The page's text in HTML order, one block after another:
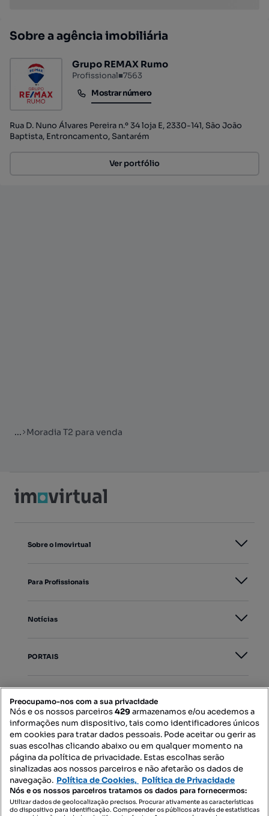
Sobre a agência imobiliária
Grupo REMAX Rumo
Profissional■7563
Mostrar número
Mostrar número
Rua D. Nuno Álvares Pereira n.º 34 loja E, 2330-141, São João
Baptista, Entroncamento, Santarém
Ver portfólio
... Moradia T2 para venda
Sobre o Imovirtual
Para Profissionais
Notícias
PORTAIS
Contacte-nos
SIGA-NOS:
Preocupamo-nos com a sua privacidade
Nós e os nossos parceiros429armazenamos e/ou acedemos a
informações num dispositivo, tais como identificadores únicos
em cookies para tratar dados pessoais. Pode aceitar ou gerir as
suas escolhas clicando abaixo ou em qualquer momento na
página da política de privacidade. Estas escolhas serão
sinalizadas aos nossos parceiros e não afetarão os dados de
navegação. Política de Cookies, Política de Privacidade
Nós e os nossos parceiros tratamos os dados para fornecermos:
Utilizar dados de geolocalização precisos. Procurar ativamente as características
do dispositivo para identificação. Compreender os públicos através de estatísticas